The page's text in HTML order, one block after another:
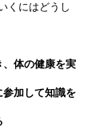
くにはどうし
、体の健康を実
加して知識を